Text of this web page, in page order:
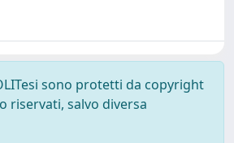
sono protetti da copyright
riservati, salvo diversa